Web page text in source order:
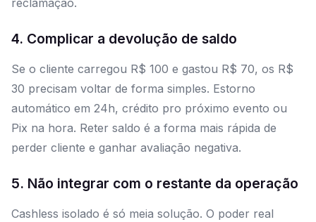
reclamação.
4. Complicar a devolução de saldo
Se o cliente carregou R$ 100 e gastou R$ 70, os R$
30 precisam voltar de forma simples. Estorno
automático em 24h, crédito pro próximo evento ou
Pix na hora. Reter saldo é a forma mais rápida de
perder cliente e ganhar avaliação negativa.
5. Não integrar com o restante da operação
Cashless isolado é só meia solução. O poder real